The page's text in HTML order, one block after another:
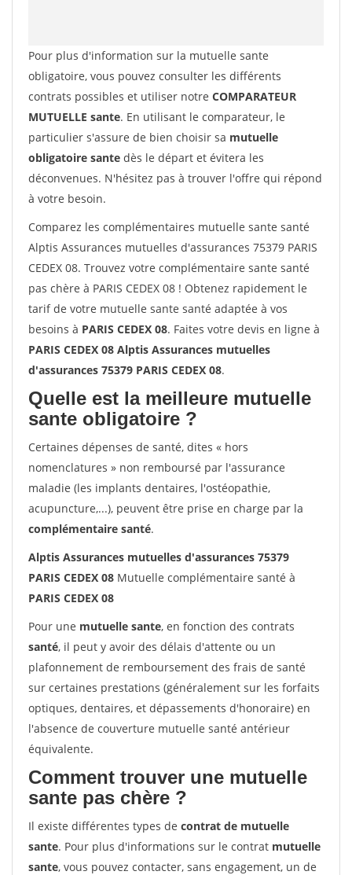
Pour plus d'information sur la mutuelle sante
obligatoire, vous pouvez consulter les différents
contrats possibles et utiliser notre COMPARATEUR
MUTUELLE sante. En utilisant le comparateur, le
particulier s'assure de bien choisir sa mutuelle
obligatoire sante dès le départ et évitera les
déconvenues. N'hésitez pas à trouver l'offre qui répond
à votre besoin.
Comparez les complémentaires mutuelle sante santé
Alptis Assurances mutuelles d'assurances 75379 PARIS
CEDEX 08. Trouvez votre complémentaire sante santé
pas chère à PARIS CEDEX 08 ! Obtenez rapidement le
tarif de votre mutuelle sante santé adaptée à vos
besoins à PARIS CEDEX 08. Faites votre devis en ligne à
PARIS CEDEX 08 Alptis Assurances mutuelles
d'assurances 75379 PARIS CEDEX 08.
Quelle est la meilleure mutuelle
sante obligatoire ?
Certaines dépenses de santé, dites « hors
nomenclatures » non remboursé par l'assurance
maladie (les implants dentaires, l'ostéopathie,
acupuncture,...), peuvent être prise en charge par la
complémentaire santé.
Alptis Assurances mutuelles d'assurances 75379
PARIS CEDEX 08 Mutuelle complémentaire santé à
PARIS CEDEX 08
Pour une mutuelle sante, en fonction des contrats
santé, il peut y avoir des délais d'attente ou un
plafonnement de remboursement des frais de santé
sur certaines prestations (généralement sur les forfaits
optiques, dentaires, et dépassements d'honoraire) en
l'absence de couverture mutuelle santé antérieur
équivalente.
Comment trouver une mutuelle
sante pas chère ?
Il existe différentes types de contrat de mutuelle
sante. Pour plus d'informations sur le contrat mutuelle
sante, vous pouvez contacter, sans engagement, un de